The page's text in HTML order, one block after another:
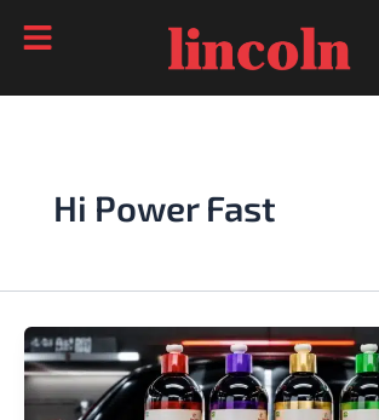
para
conteúdo
Hi Power Fast